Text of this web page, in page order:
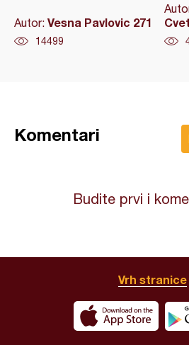
Autor: Vesna Pavlovic 271
14499
Komentari
Budite prvi i
Vrh stranice